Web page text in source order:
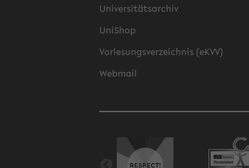
Universitätsarchiv
UniShop
Vorlesungsverzeichnis (eKVV)
Webmail